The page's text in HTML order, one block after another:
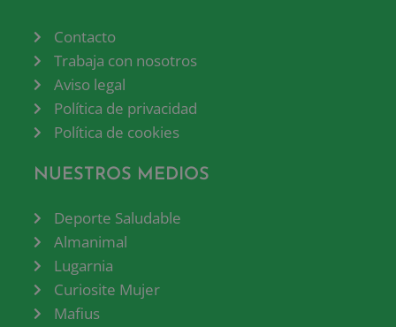
Contacto
Trabaja con nosotros
Aviso legal
Política de privacidad
Política de cookies
NUESTROS MEDIOS
Deporte Saludable
Almanimal
Lugarnia
Curiosite Mujer
Mafius